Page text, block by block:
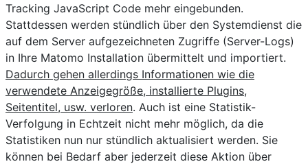
Tracking JavaScript Code mehr eingebunden.
Stattdessen werden stündlich über den Systemdienst die
auf dem Server aufgezeichneten Zugriffe (Server-Logs)
in Ihre Matomo Installation übermittelt und importiert.
Dadurch gehen allerdings Informationen wie die
verwendete Anzeigegröße, installierte Plugins,
Seitentitel, usw. verloren. Auch ist eine Statistik-
Verfolgung in Echtzeit nicht mehr möglich, da die
Statistiken nun nur stündlich aktualisiert werden. Sie
können bei Bedarf aber jederzeit diese Aktion über